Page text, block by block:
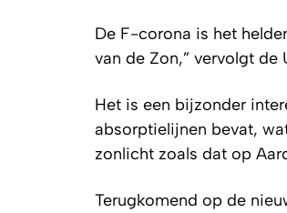
De F-corona is het
van de Zon,” vervolgt de
Het is een bijzonder
absorptielijnen bevat,
zonlicht zoals dat op
Terugkomend op de